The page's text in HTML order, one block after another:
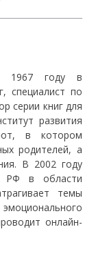
1967 году в
специалист по
серии книг для
развития
в котором
родителей, а
В 2002 году
РФ в области
темы
онлайн-